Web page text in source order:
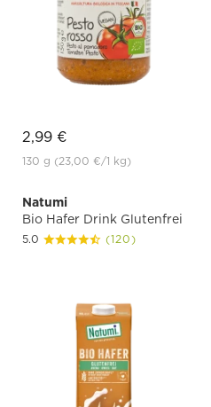
2,99 €
130 g (23,00 €/1 kg)
Natumi
Bio Hafer Drink Glutenfrei
5.0 (120)